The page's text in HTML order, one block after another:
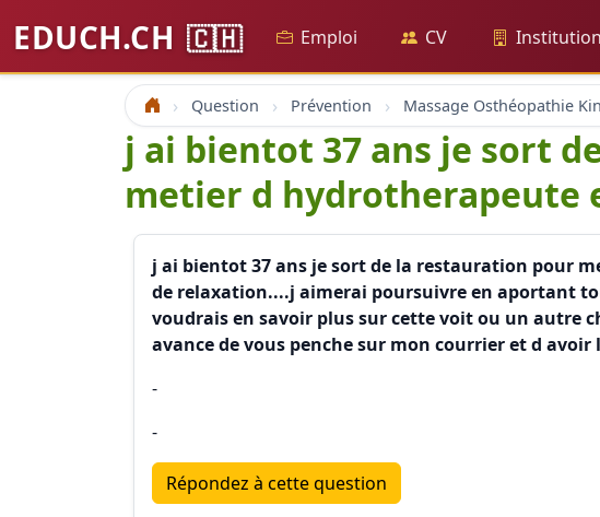
EDUCH.CH 🇨🇭 Emploi CV
Accueil Question Prévention
j ai bientot 37 ans je sort
metier d hydrotherapeute
j ai bientot 37 ans je sort de la restauration pour
de relaxation....j aimerai poursuivre en aportant
voudrais en savoir plus sur cette voit ou un autre
avance de vous penche sur mon courrier et d
-
-
Répondez à cette question